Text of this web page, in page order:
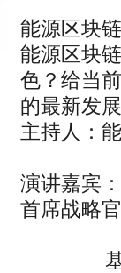
能源区块链
能源区块
色？给当
的最新发
主持人：
演讲嘉宾
首席战略
基于电